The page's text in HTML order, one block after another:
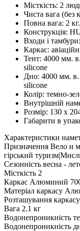
Місткість: 2
Чиста вага (без
Повна вага: 2 кг.
Конструкція:
Входи і
Каркас:
Тент: 4000 мм.
silicone
Дно: 4000 мм. в.
silicone
Колір: темно-
Внутрішній
Розмір: 130 х
Габарити в
Характеристики
Призначення Вело и
гірський
Сезонність весна -
Місткість 2
Каркас Алюминий
Матеріал каркасу
Розташування каркасу
Вага 2.1 кг
Водонепроникність
Водонепроникність